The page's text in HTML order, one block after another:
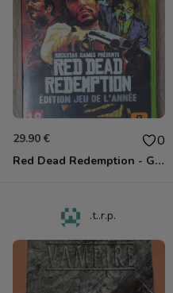
29.90 € 0
Red Dead Redemption - Game Of The Year Xbox 360
.t..r.p.